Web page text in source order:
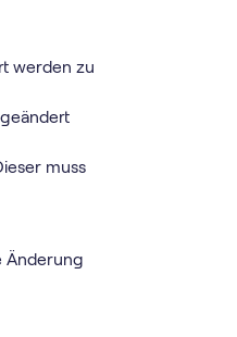
werden zu
geändert
muss
Änderung